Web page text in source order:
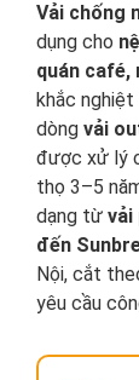
Vải chống
dụng cho
quán
khắc
dòng vải
được xử lý
thọ 3–5
dạng từ vải
đến
Nội, cắt
yêu cầu